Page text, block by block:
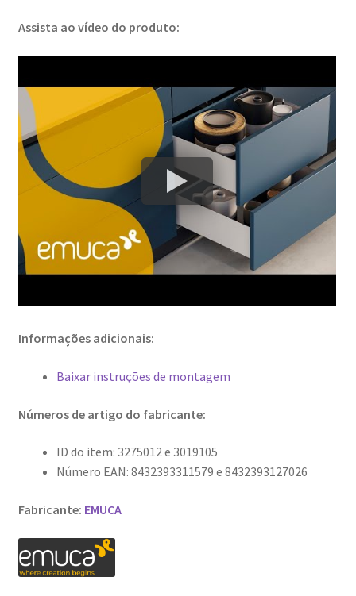
Assista ao vídeo do produto:
Informações adicionais:
Baixar instruções de montagem
Números de artigo do fabricante:
ID do item: 3275012 e 3019105
Número EAN: 8432393311579 e 8432393127026
Fabricante: EMUCA